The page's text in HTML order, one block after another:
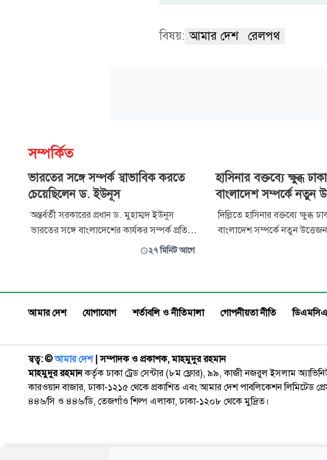
বিষয়: আমার দেশ রেলপথ
সম্পর্কিত
ভারতের সঙ্গে সম্পর্ক স্বাভাবিক করতে
চেয়েছিলেন ড. ইউনূস
অন্তর্বর্তী সরকারের প্রধান ড. মুহাম্মদ ইউনূস
ভারতের সঙ্গে বাংলাদেশের কার্যকর সম্পর্ক প্রতিষ্ঠা
করতে আগ্রহী ছিলেন বলে জানিয়েছেন সাবেক
দিক ঘিরে আছে। একটি গণমাধ্যমকে দেওয়া
সাক্ষাৎকারে তৌহিদ হোসেন বলেন, দায
২৭ মিনিট আগে
হাসিনার বক্তব্যে ক্ষুব্ধ
বাংলাদেশ সম্পর্কে নতুন
দিল্লিতে হাসিনার বক্তব্যে ক্ষুব্ধ
বাংলাদেশ সম্পর্কে নতুন
রাজধানী নয়াদিল্লিতে
উত্তেজনা তৈরি হয়েছে।
সুযোগ দেওয়ায় তীব্র ক্ষোভ জানি
আমার দেশ যোগাযোগ শর্তাবলি ও নীতিমালা গোপনীয়তা নীতি ডিএমসিএ
স্বত্ব: ©️আমার দেশ| সম্পাদক ও প্রকাশক, মাহমুদুর রহমান
মাহমুদুর রহমানকর্তৃক ঢাকা ট্রেড সেন্টার (৮ম ফ্লোর), ৯৯, কাজী নজরুল ইসলাম
কারওয়ান বাজার, ঢাকা-১২১৫ থেকে প্রকাশিত এবং আমার দেশ পাবলিকেশন লিমিটেড
৪৪৬/সি ও ৪৪৬/ডি, তেজগাঁও শিল্প এলাকা, ঢাকা-১২০৮ থেকে মুদ্রিত।